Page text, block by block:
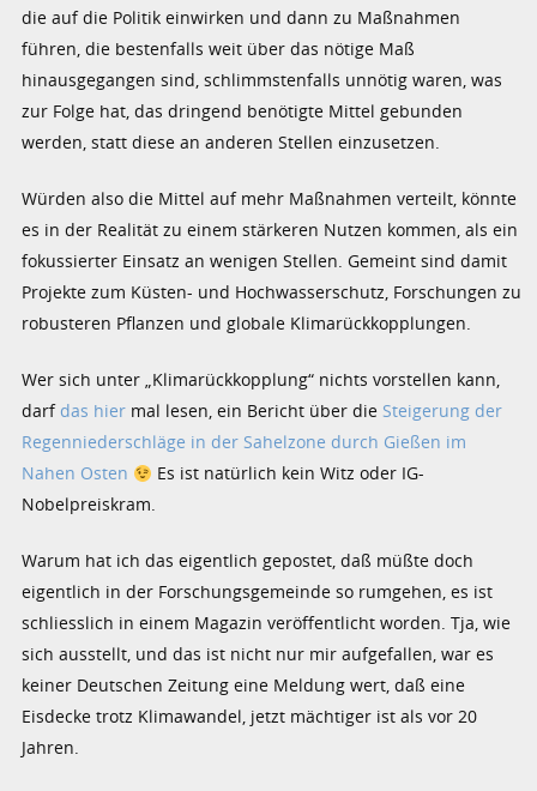
die auf die Politik einwirken und dann zu Maßnahmen
führen, die bestenfalls weit über das nötige Maß
hinausgegangen sind, schlimmstenfalls unnötig waren, was
zur Folge hat, das dringend benötigte Mittel gebunden
werden, statt diese an anderen Stellen einzusetzen.
Würden also die Mittel auf mehr Maßnahmen verteilt, könnte
es in der Realität zu einem stärkeren Nutzen kommen, als ein
fokussierter Einsatz an wenigen Stellen. Gemeint sind damit
Projekte zum Küsten- und Hochwasserschutz, Forschungen zu
robusteren Pflanzen und globale Klimarückkopplungen.
Wer sich unter „Klimarückkopplung“ nichts vorstellen kann,
darf das hier mal lesen, ein Bericht über die Steigerung der
Regenniederschläge in der Sahelzone durch Gießen im
Nahen Osten
Es ist natürlich kein Witz oder IG-
Nobelpreiskram.
Warum hat ich das eigentlich gepostet, daß müßte doch
eigentlich in der Forschungsgemeinde so rumgehen, es ist
schliesslich in einem Magazin veröffentlicht worden. Tja, wie
sich ausstellt, und das ist nicht nur mir aufgefallen, war es
keiner Deutschen Zeitung eine Meldung wert, daß eine
Eisdecke trotz Klimawandel, jetzt mächtiger ist als vor 20
Jahren.